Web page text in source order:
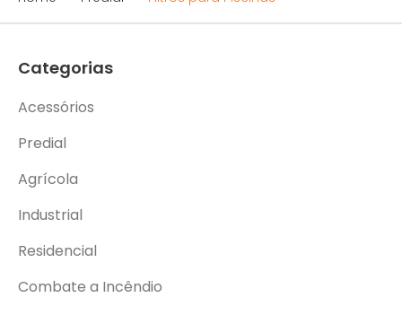
Categorias
Acessórios
Predial
Agrícola
Industrial
Residencial
Combate a Incêndio